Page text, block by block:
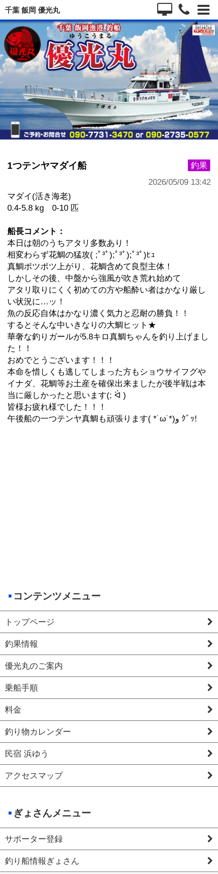
千葉 飯岡 優光丸
釣果
1つテンヤマダイ船
2026/05/09 13:42
マダイ(活き海老)
0.4-5.8 kg 0-10 匹
船長コメント：
本日は朝のうちアタリ多数あり！
相変わらず花鯛の猛攻( ;ﾟ³ﾟ);ﾟ³ﾟ);ﾟ³ﾟ)ﾋｭ
真鯛ポツポツ上がり、花鯛含めて良型主体！
しかしその後、中盤から強風が吹き荒れ始めて
アタリ取りにくく初めての方や船酔い者はかなり厳し
い状況に…ッ！
魚の反応自体はかなり濃く気力と忍耐の勝負！！
するとそんな中いきなりの大鯛ヒット★
華奢な釣りガールが5.8キロ真鯛ちゃんを釣り上げまし
た！！
おめでとうございます！！！
本命を惜しくも逃してしまった方もショウサイフグや
イナダ、花鯛等お土産を確保出来ましたが後半戦は本
当に厳しかったと思います(; ᐛ )
皆様お疲れ様でした！！！
午後船の一つテンヤ真鯛も頑張ります( *˙ω˙*)و ｸﾞｯ!
コンテンツメニュー
トップページ
釣果情報
優光丸のご案内
乗船手順
料金
釣り物カレンダー
民宿 浜ゆう
アクセスマップ
ぎょさんメニュー
サポーター登録
釣り船情報ぎょさん